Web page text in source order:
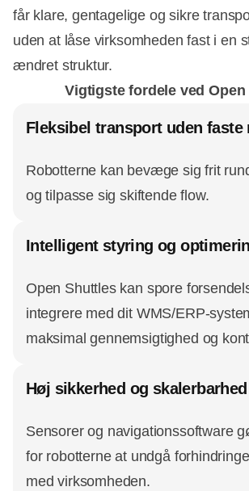
får klare, gentagelige og sikre
uden at låse virksomheden fast i en
ændret struktur.
Vigtigste fordele ved
Fleksibel transport uden faste
Robotterne kan bevæge sig frit
og tilpasse sig skiftende flow.
Intelligent styring og
Open Shuttles kan spore
integrere med dit WMS/ERP-
maksimal gennemsigtighed og
Høj sikkerhed og skalerbarhed
Sensorer og navigationssoftware
for robotterne at undgå
med virksomheden.